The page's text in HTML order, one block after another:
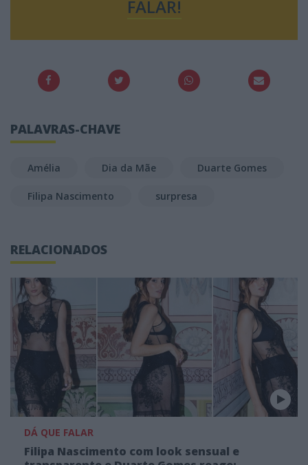
FALAR!
PALAVRAS-CHAVE
Amélia Dia da Mãe Duarte Gomes
Filipa Nascimento surpresa
RELACIONADOS
DÁ QUE FALAR
Filipa Nascimento com look sensual e